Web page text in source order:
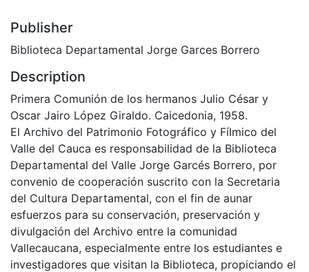
Publisher
Biblioteca Departamental Jorge Garces Borrero
Description
Primera Comunión de los hermanos Julio César y
Oscar Jairo López Giraldo. Caicedonia, 1958.
El Archivo del Patrimonio Fotográfico y Fílmico del
Valle del Cauca es responsabilidad de la Biblioteca
Departamental del Valle Jorge Garcés Borrero, por
convenio de cooperación suscrito con la Secretaria
del Cultura Departamental, con el fin de aunar
esfuerzos para su conservación, preservación y
divulgación del Archivo entre la comunidad
Vallecaucana, especialmente entre los estudiantes e
investigadores que visitan la Biblioteca, propiciando el